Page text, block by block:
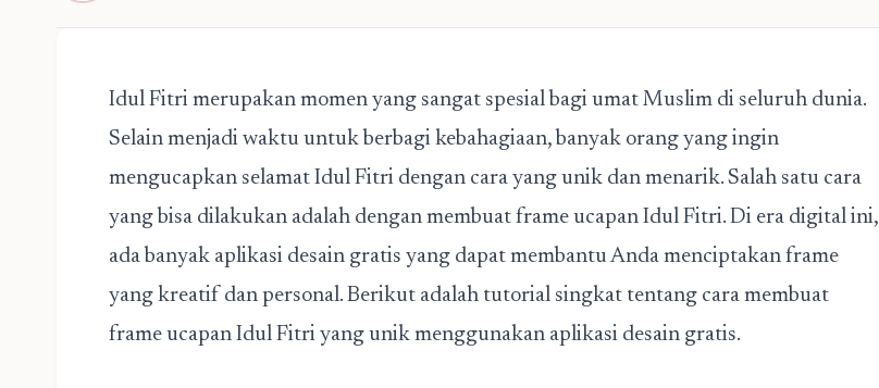
Idul Fitri merupakan momen yang sangat spesial bagi umat Muslim di seluruh dunia.
Selain menjadi waktu untuk berbagi kebahagiaan, banyak orang yang ingin
mengucapkan selamat Idul Fitri dengan cara yang unik dan menarik. Salah satu cara
yang bisa dilakukan adalah dengan membuat frame ucapan Idul Fitri. Di era digital ini,
ada banyak aplikasi desain gratis yang dapat membantu Anda menciptakan frame
yang kreatif dan personal. Berikut adalah tutorial singkat tentang cara membuat
frame ucapan Idul Fitri yang unik menggunakan aplikasi desain gratis.